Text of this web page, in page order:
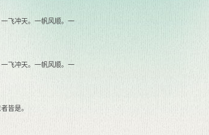
飞冲天。一帆风顺。一
飞冲天。一帆风顺。一
皆是。